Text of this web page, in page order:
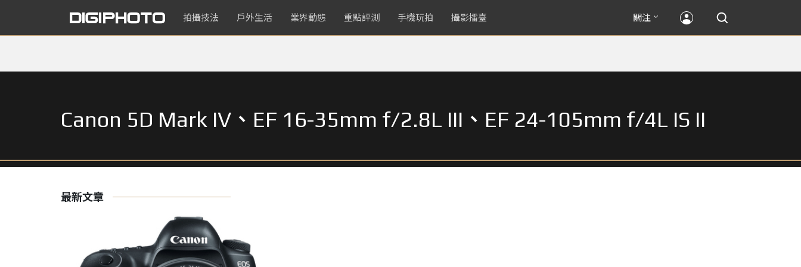
拍攝技法 戶外生活 業界動態 重點評測 手機玩拍 攝影擂臺 關注
Canon 5D Mark IV、EF 16-35mm f/2.8L III、EF 24-105mm f/4L IS II
最新文章